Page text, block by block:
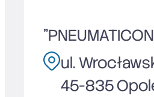
ul.
45-835